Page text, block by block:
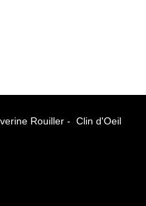
Rouiller - Clin d'Oeil